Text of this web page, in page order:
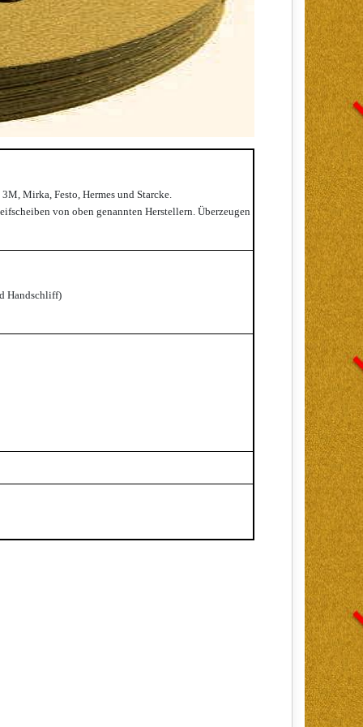
Mirka, Festo, Hermes und Starcke.
von oben genannten Herstellern. Überzeugen
Handschliff)